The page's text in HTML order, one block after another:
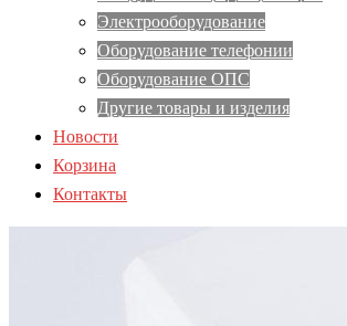
Электрооборудование
Оборудование телефонии
Оборудование ОПС
Другие товары и изделия
Новости
Корзина
Контакты